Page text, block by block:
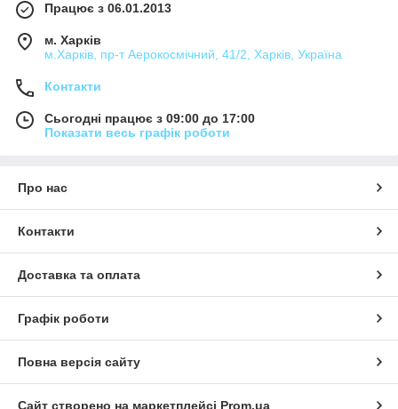
Працює з 06.01.2013
м. Харків
м.Харків, пр-т Аерокосмічний, 41/2, Харків, Україна
Контакти
Сьогодні працює з 09:00 до 17:00
Показати весь графік роботи
Про нас
Контакти
Доставка та оплата
Графік роботи
Повна версія сайту
Сайт створено на маркетплейсі Prom.ua